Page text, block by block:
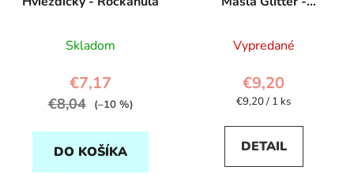
Skladom
€7,17
€8,04 (–10 %)
DO KOŠÍKA
Vypredané
€9,20
Jednotková
€9,20 / 1 ks
DETAIL